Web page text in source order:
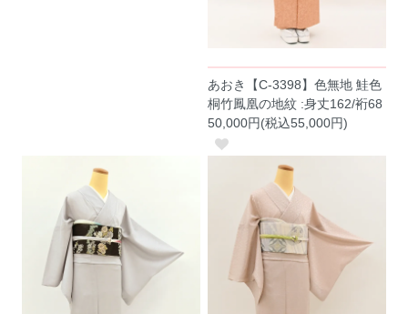
あおき【C-3398】色無地 鮭色
桐竹鳳凰の地紋 :身丈162/裄68
50,000円(税込55,000円)